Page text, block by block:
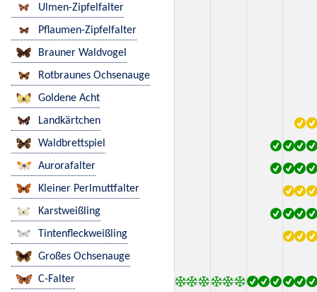
Ulmen-Zipfelfalter
Pflaumen-Zipfelfalter
Brauner Waldvogel
Rotbraunes Ochsenauge
Goldene Acht
Landkärtchen
Waldbrettspiel
Aurorafalter
Kleiner Perlmuttfalter
Karstweißling
Tintenfleckweißling
Großes Ochsenauge
C-Falter